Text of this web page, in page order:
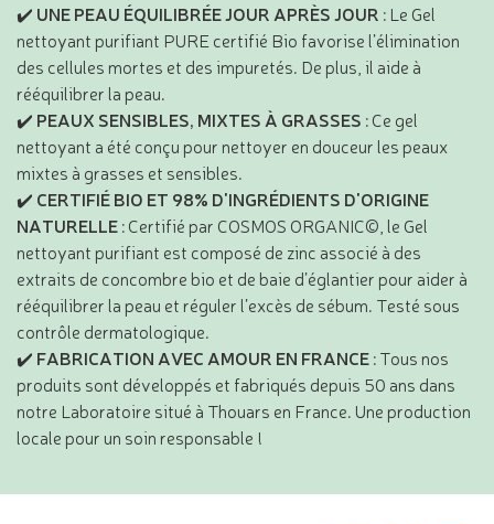
✔️ UNE PEAU ÉQUILIBRÉE JOUR APRÈS JOUR : Le Gel
nettoyant purifiant PURE certifié Bio favorise l’élimination
des cellules mortes et des impuretés. De plus, il aide à
rééquilibrer la peau.
✔️ PEAUX SENSIBLES, MIXTES À GRASSES : Ce gel
nettoyant a été conçu pour nettoyer en douceur les peaux
mixtes à grasses et sensibles.
✔️ CERTIFIÉ BIO ET 98% D'INGRÉDIENTS D'ORIGINE
NATURELLE: Certifié par COSMOS ORGANIC©, le Gel
nettoyant purifiant est composé de zinc associé à des
extraits de concombre bio et de baie d’églantier pour aider à
rééquilibrer la peau et réguler l’excès de sébum. Testé sous
contrôle dermatologique.
✔️ FABRICATION AVEC AMOUR EN FRANCE: Tous nos
produits sont développés et fabriqués depuis 50 ans dans
notre Laboratoire situé à Thouars en France. Une production
locale pour un soin responsable !